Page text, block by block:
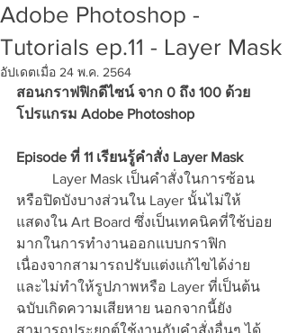
Adobe Photoshop -
Tutorials ep.11 - Layer Mask
อัปเดตเมื่อ 24 พ.ค. 2564
สอนกราฟฟิกดีไซน์ จาก 0 ถึง 100 ด้วย
โปรแกรม Adobe Photoshop
Episode ที่ 11 เรียนรู้คำสั่ง Layer Mask
หรือปิดบังบางส่วนใน Layer นั้นไม่ให้
แสดงใน Art Board ซึ่งเป็นเทคนิคที่ใช้บ่อย
มากในการทำงานออกแบบกราฟิก
เนื่องจากสามารถปรับแต่งแก้ไขได้ง่าย
และไม่ทำให้รูปภาพหรือ Layer ที่เป็นต้น
ฉบับเกิดความเสียหาย นอกจากนี้ยัง
สามารถประยุกต์ใช้งานกับคำสั่งอื่นๆ ได้